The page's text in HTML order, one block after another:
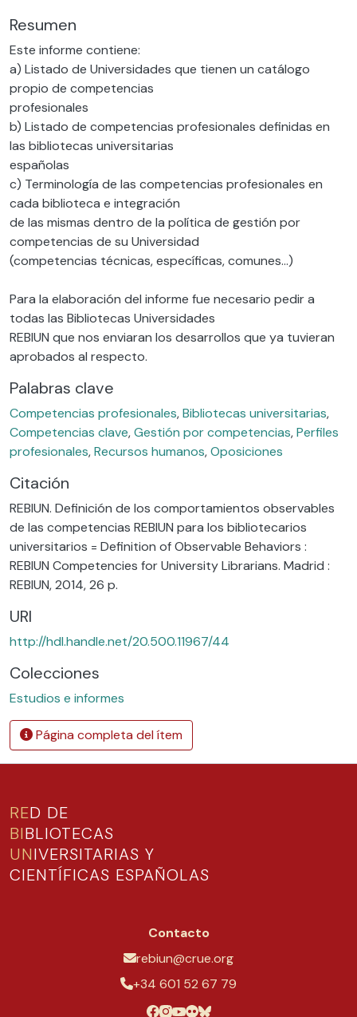
Resumen
Este informe contiene:
a) Listado de Universidades que tienen un catálogo
propio de competencias
profesionales
b) Listado de competencias profesionales definidas en
las bibliotecas universitarias
españolas
c) Terminología de las competencias profesionales en
cada biblioteca e integración
de las mismas dentro de la política de gestión por
competencias de su Universidad
(competencias técnicas, específicas, comunes…)
Para la elaboración del informe fue necesario pedir a
todas las Bibliotecas Universidades
REBIUN que nos enviaran los desarrollos que ya tuvieran
aprobados al respecto.
Palabras clave
Competencias profesionales,Bibliotecas universitarias,
Competencias clave,Gestión por competencias,Perfiles
profesionales,Recursos humanos,Oposiciones
Citación
REBIUN. Definición de los comportamientos observables
de las competencias REBIUN para los bibliotecarios
universitarios = Definition of Observable Behaviors :
REBIUN Competencies for University Librarians. Madrid :
REBIUN, 2014, 26 p.
URI
http://hdl.handle.net/20.500.11967/44
Colecciones
Estudios e informes
Página completa del ítem
RED DE
BIBLIOTECAS
UNIVERSITARIAS Y
CIENTÍFICAS ESPAÑOLAS
Contacto
rebiun@crue.org
+34 601 52 67 79